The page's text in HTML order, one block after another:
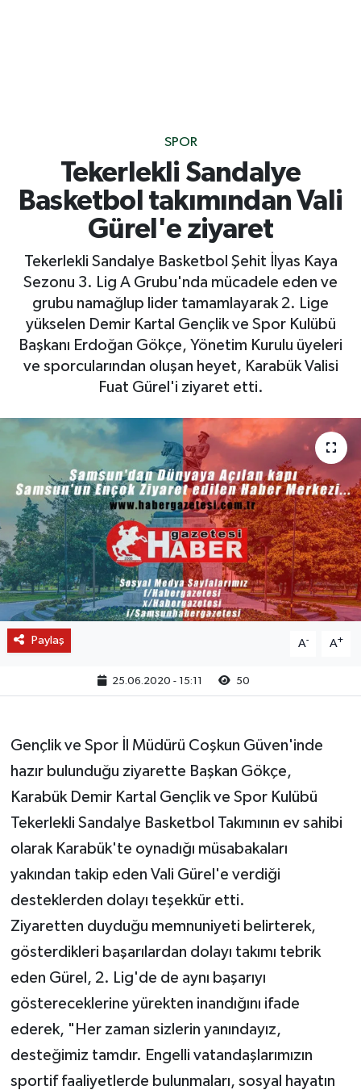
SPOR
Tekerlekli Sandalye
Basketbol takımından Vali
Gürel'e ziyaret
Tekerlekli Sandalye Basketbol Şehit İlyas Kaya
Sezonu 3. Lig A Grubu'nda mücadele eden ve
grubu namağlup lider tamamlayarak 2. Lige
yükselen Demir Kartal Gençlik ve Spor Kulübü
Başkanı Erdoğan Gökçe, Yönetim Kurulu üyeleri
ve sporcularından oluşan heyet, Karabük Valisi
Fuat Gürel'i ziyaret etti.
Paylaş A- A+
25.06.2020 - 15:11 50
Gençlik ve Spor İl Müdürü Coşkun Güven'inde
hazır bulunduğu ziyarette Başkan Gökçe,
Karabük Demir Kartal Gençlik ve Spor Kulübü
Tekerlekli Sandalye Basketbol Takımının ev sahibi
olarak Karabük'te oynadığı müsabakaları
yakından takip eden Vali Gürel'e verdiği
desteklerden dolayı teşekkür etti.
Ziyaretten duyduğu memnuniyeti belirterek,
gösterdikleri başarılardan dolayı takımı tebrik
eden Gürel, 2. Lig'de de aynı başarıyı
göstereceklerine yürekten inandığını ifade
ederek, "Her zaman sizlerin yanındayız,
desteğimiz tamdır. Engelli vatandaşlarımızın
sportif faaliyetlerde bulunmaları, sosyal hayatın